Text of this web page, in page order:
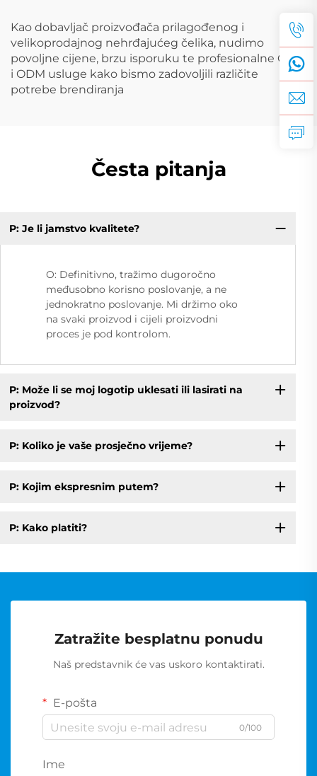
Kao dobavljač proizvođača prilagođenog i
velikoprodajnog nehrđajućeg čelika, nudimo
povoljne cijene, brzu isporuku te profesionalne OEM
i ODM usluge kako bismo zadovoljili različite
potrebe brendiranja
Česta pitanja
P: Je li jamstvo kvalitete?
O: Definitivno, tražimo dugoročno
međusobno korisno poslovanje, a ne
jednokratno poslovanje. Mi držimo oko
na svaki proizvod i cijeli proizvodni
proces je pod kontrolom.
P: Može li se moj logotip uklesati ili lasirati na
proizvod?
P: Koliko je vaše prosječno vrijeme?
P: Kojim ekspresnim putem?
P: Kako platiti?
Zatražite besplatnu ponudu
Naš predstavnik će vas uskoro kontaktirati.
E-pošta
0/100
Ime